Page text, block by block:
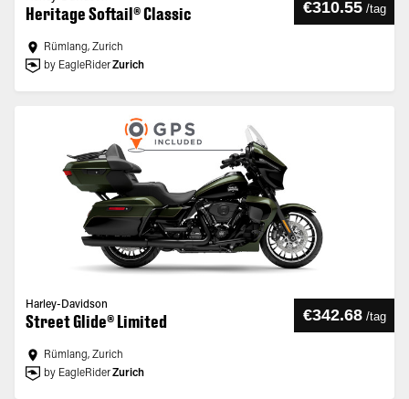
Heritage Softail® Classic €310.55 /tag
Rümlang, Zurich
by EagleRiderZurich
Harley-Davidson
Street Glide® Limited €342.68 /tag
Rümlang, Zurich
by EagleRiderZurich